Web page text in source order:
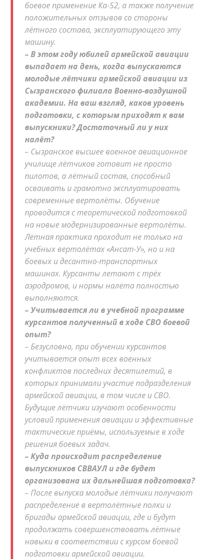
бое­вое применение Ка-52, а также получение
положительных отзывов со стороны
лётного состава, эксплуатирующего эту
машину.
– В этом году юбилей армейской авиации
выпадает на день, когда выпускаются
молодые лётчики армейской авиации из
Сызранского филиала Военно-воздушной
академии. На ваш взгляд, каков уровень
подготовки, с которым приходят к вам
выпускники? Достаточный ли у них
налёт?
– Сызранское высшее военное авиационное
училище лётчиков готовит не просто
пилотов, а лётный состав, способный
осваивать и грамотно эксплуатировать
современные вертолёты. Обучение
проводится с теоретической подготовкой
на новые модернизированные вертолёты.
Лётная практика проходит не только на
учебных вертолётах «Ансат-У», но и на
боевых и десантно-транспортных
машинах. Курсанты летают с трёх
аэродромов, и нормы налёта полностью
выполняются.
– Учитывается ли в учебной программе
курсантов полученный в ходе СВО боевой
опыт?
– Безусловно, при обучении курсантов
учитывается опыт всех военных
конфликтов последних десятилетий, в
которых принимали участие подразделения
армейской авиации, в том числе и СВО.
Будущие лётчики изучают особенности
условий применения авиации и эффективные
тактические приёмы, используемые в ходе
решения боевых задач.
– Куда происходит распределение
выпускников СВВАУЛ и где будет
организована их дальнейшая подготовка?
– После выпуска молодые лётчики получают
распределение в вертолётные полки и
бригады армейской авиации, где и будут
продолжать совершенствовать лётные
навыки в соответствии с курсом боевой
подготовки армейской авиации.